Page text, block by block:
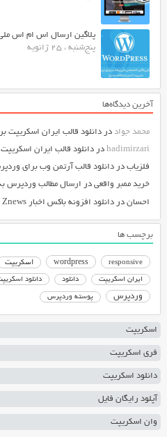
پلاگین ارسال اس ام اس
پنج‌شنبه ، 25 ژانویه
آخرین دیدگاه‌ها
محمد جواددر دانلود قالب ایران اسکریپت
hadimirzariدر دانلود قالب ایران
فلزیابدر دانلود قالب آرتمن وب برای
خرید ممبر واقعیدر ارسال مطالب وردپرس
احساندر دانلود افزونه باکس اخبار Znews برای وردپرس
برچسب ها
responsive
wordpress اسکریپت
ایران اسکریپت دانلود دانلود
وردپرس پوسته وردپرس
اسکریپت
فری اسکریپت
دانلود اسکریپت
آپلود رایگان فایل
وان اسکریپت